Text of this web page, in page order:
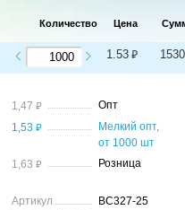
Количество Цена
1.53 ⃏ 1530
1,47 ⃏
Опт
1,53 ⃏
Мелкий опт,
от 1000 шт
1,63 ⃏ Розница
Артикул
BC327-25